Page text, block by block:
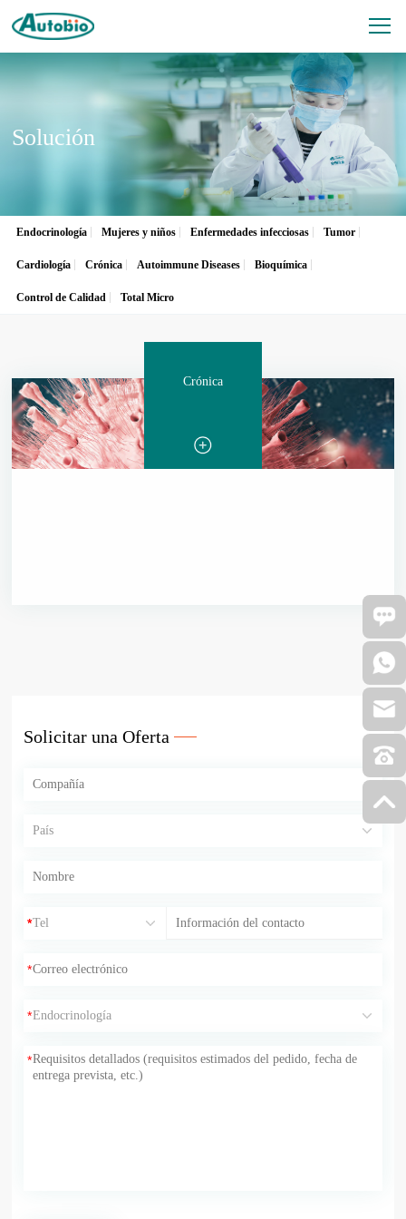
Solución
Endocrinología Mujeres y niños Enfermedades infecciosas Tumor
Cardiología Crónica Autoimmune Diseases Bioquímica
Control de Calidad Total Micro
Crónica
Solicitar una Oferta
*
*
*
*
*